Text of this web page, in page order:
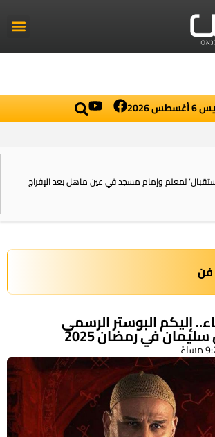
لمعلم وإمام مسجد في عين ماهل بعد الإفراج
فن
إليكم البوستر الرسمي
في رمضان 2025